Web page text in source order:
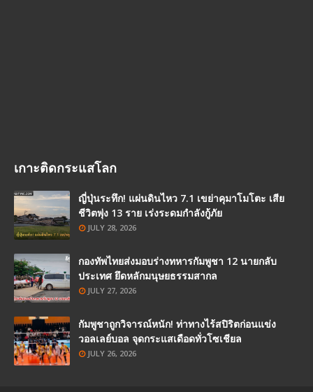
เกาะติดกระแสโลก
ญี่ปุ่นระทึก! แผ่นดินไหว 7.1 เขย่าคุมาโมโตะ เสีย
ชีวิตพุ่ง 13 ราย เร่งระดมกำลังกู้ภัย
JULY 28, 2026
กองทัพไทยส่งมอบร่างทหารกัมพูชา 12 นายกลับ
ประเทศ ยึดหลักมนุษยธรรมสากล
JULY 27, 2026
กัมพูชาถูกวิจารณ์หนัก! ท่าทางไร้สปิริตก่อนแข่ง
วอลเลย์บอล จุดกระแสเดือดทั่วโซเชียล
JULY 26, 2026